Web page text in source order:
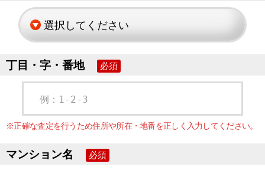
丁目・字・番地 必須
例：1-2-3
※正確な査定を行うため住所や所在・地番を正しく入力してください。
マンション名 必須